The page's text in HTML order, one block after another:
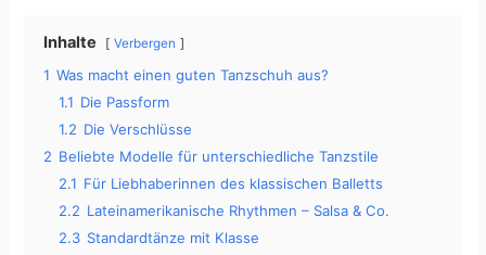
Inhalte Verbergen
1 Was macht einen guten Tanzschuh aus?
1.1 Die Passform
1.2 Die Verschlüsse
2 Beliebte Modelle für unterschiedliche Tanzstile
2.1 Für Liebhaberinnen des klassischen Balletts
2.2 Lateinamerikanische Rhythmen – Salsa & Co.
2.3 Standardtänze mit Klasse